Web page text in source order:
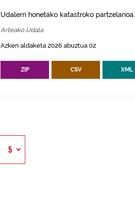
Udalerri honetako katastroko partzelarioa.
Arteako Udala
Azken aldaketa 2026 abuztua 02
ZIP CSV XML